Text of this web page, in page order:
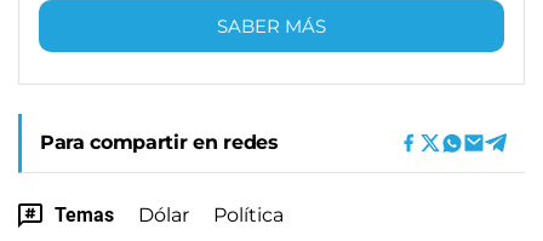
SABER MÁS
Para compartir en redes
Temas Dólar Política